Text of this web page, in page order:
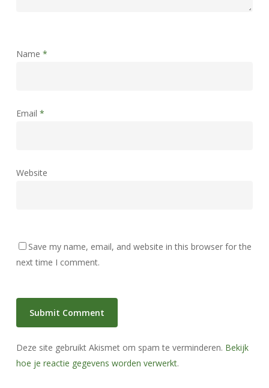
Name *
Email *
Website
Save my name, email, and website in this browser for the
next time I comment.
Deze site gebruikt Akismet om spam te verminderen. Bekijk
hoe je reactie gegevens worden verwerkt.